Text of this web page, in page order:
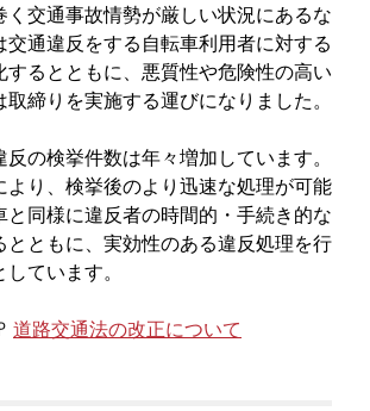
く交通事故情勢が厳しい状況にあるな
交通違反をする自転車利用者に対する
するとともに、悪質性や危険性の高い
締りを実施する運びになりました。
の検挙件数は年々増加しています。
より、検挙後のより迅速な処理が可能
と同様に違反者の時間的・手続き的な
とともに、実効性のある違反処理を行
ています。
道路交通法の改正について